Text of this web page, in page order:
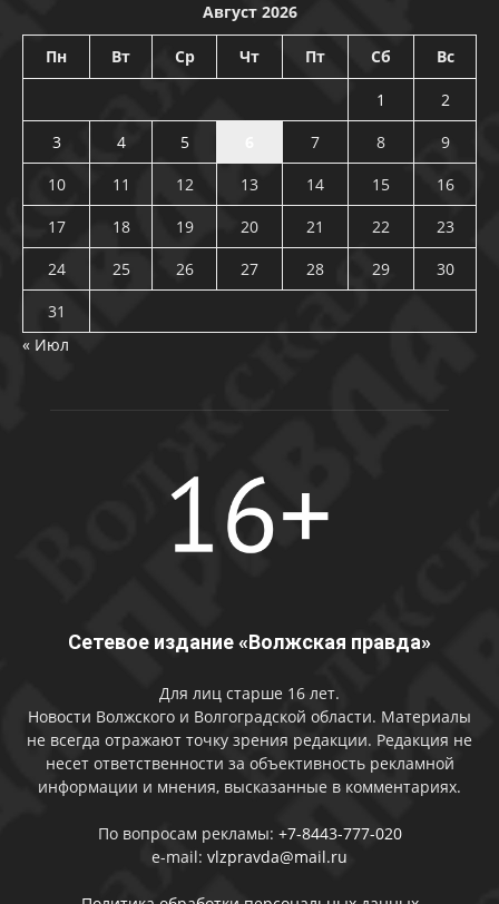
Август 2026
Пн Вт Ср Чт Пт Сб Вс
1
2
3
4 5 7 8
9
10
11 12 13 14 15
16
17
18 19 20 21 22
23
24
25 26 27 28 29
30
31
« Июл
Сетевое издание «Волжская правда»
Для лиц старше 16 лет.
Новости Волжского и Волгоградской области. Материалы
не всегда отражают точку зрения редакции. Редакция не
несет ответственности за объективность рекламной
информации и мнения, высказанные в комментариях.
По вопросам рекламы: +7-8443-777-020
e-mail: vlzpravda@mail.ru